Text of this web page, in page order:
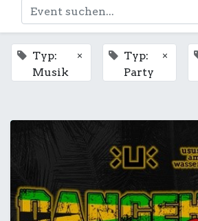
Typ:
Musik
×
Typ:
Party
×